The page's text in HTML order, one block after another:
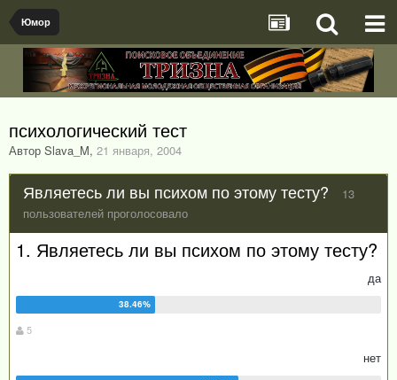
Юмор
психологический тест
Автор Slava_M, 21 января, 2004
Являетесь ли вы психом по этому тесту?
13
пользователей проголосовало
1. Являетесь ли вы психом по этому тесту?
да
5
нет